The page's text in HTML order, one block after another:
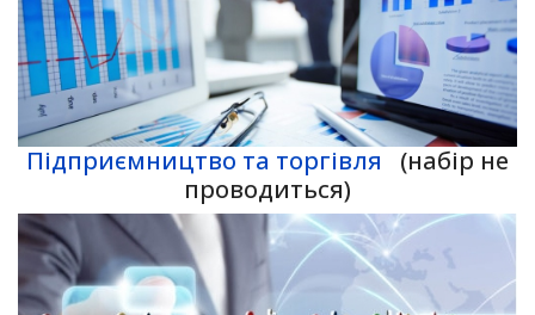
Підприємництво та торгівля
(набір не
проводиться)